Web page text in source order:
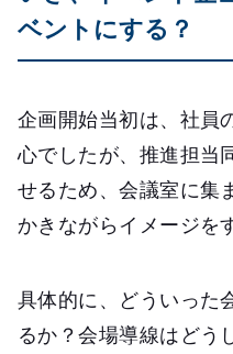
ベントにする？
企画開始当初は、社員
心でしたが、推進担当
せるため、会議室に集
かきながらイメージを
具体的に、どういった
るか？会場導線はどう